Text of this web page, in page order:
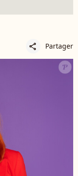
share Partager